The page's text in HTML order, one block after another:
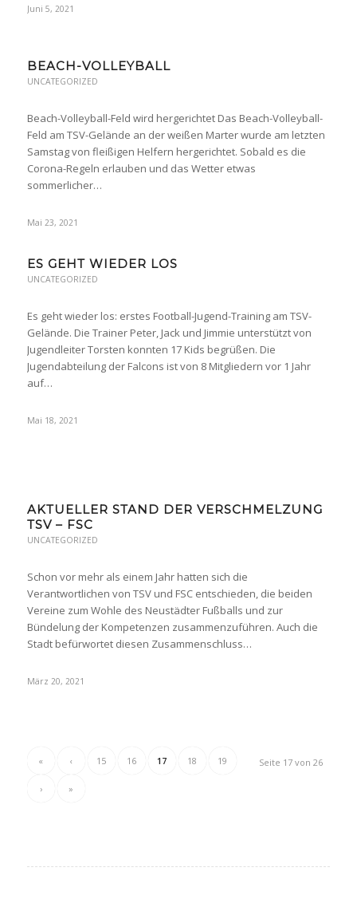
Juni 5, 2021
BEACH-VOLLEYBALL
UNCATEGORIZED
Beach-Volleyball-Feld wird hergerichtet Das Beach-Volleyball-
Feld am TSV-Gelände an der weißen Marter wurde am letzten
Samstag von fleißigen Helfern hergerichtet. Sobald es die
Corona-Regeln erlauben und das Wetter etwas
sommerlicher…
Mai 23, 2021
ES GEHT WIEDER LOS
UNCATEGORIZED
Es geht wieder los: erstes Football-Jugend-Training am TSV-
Gelände. Die Trainer Peter, Jack und Jimmie unterstützt von
Jugendleiter Torsten konnten 17 Kids begrüßen. Die
Jugendabteilung der Falcons ist von 8 Mitgliedern vor 1 Jahr
auf…
Mai 18, 2021
AKTUELLER STAND DER VERSCHMELZUNG
TSV – FSC
UNCATEGORIZED
Schon vor mehr als einem Jahr hatten sich die
Verantwortlichen von TSV und FSC entschieden, die beiden
Vereine zum Wohle des Neustädter Fußballs und zur
Bündelung der Kompetenzen zusammenzuführen. Auch die
Stadt befürwortet diesen Zusammenschluss…
März 20, 2021
Seite 17 von 26
« ‹ 15 16 17 18 19
› »